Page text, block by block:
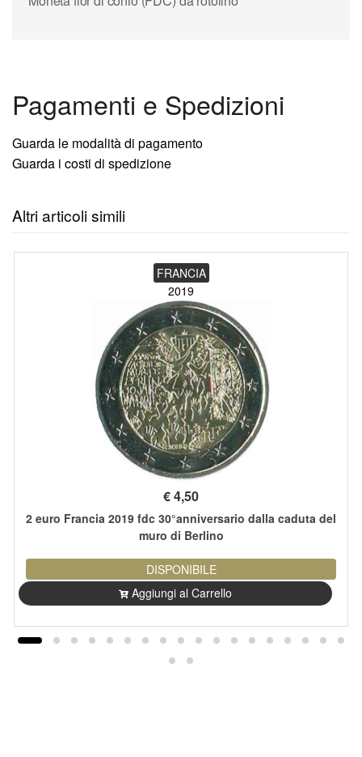
Pagamenti e Spedizioni
Guarda le modalità di pagamento
Guarda i costi di spedizione
Altri articoli simili
FRANCIA
2019
€4,50
2 euro Francia 2019 fdc 30°anniversario dalla caduta del
muro di Berlino
DISPONIBILE
Aggiungi al Carrello